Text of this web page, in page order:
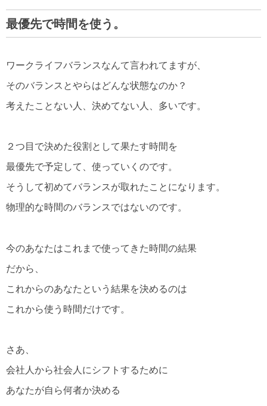
最優先で時間を使う。
ワークライフバランスなんて言われてますが、
そのバランスとやらはどんな状態なのか？
考えたことない人、決めてない人、多いです。
２つ目で決めた役割として果たす時間を
最優先で予定して、使っていくのです。
そうして初めてバランスが取れたことになります。
物理的な時間のバランスではないのです。
今のあなたはこれまで使ってきた時間の結果
だから、
これからのあなたという結果を決めるのは
これから使う時間だけです。
さあ、
会社人から社会人にシフトするために
あなたが自ら何者か決める